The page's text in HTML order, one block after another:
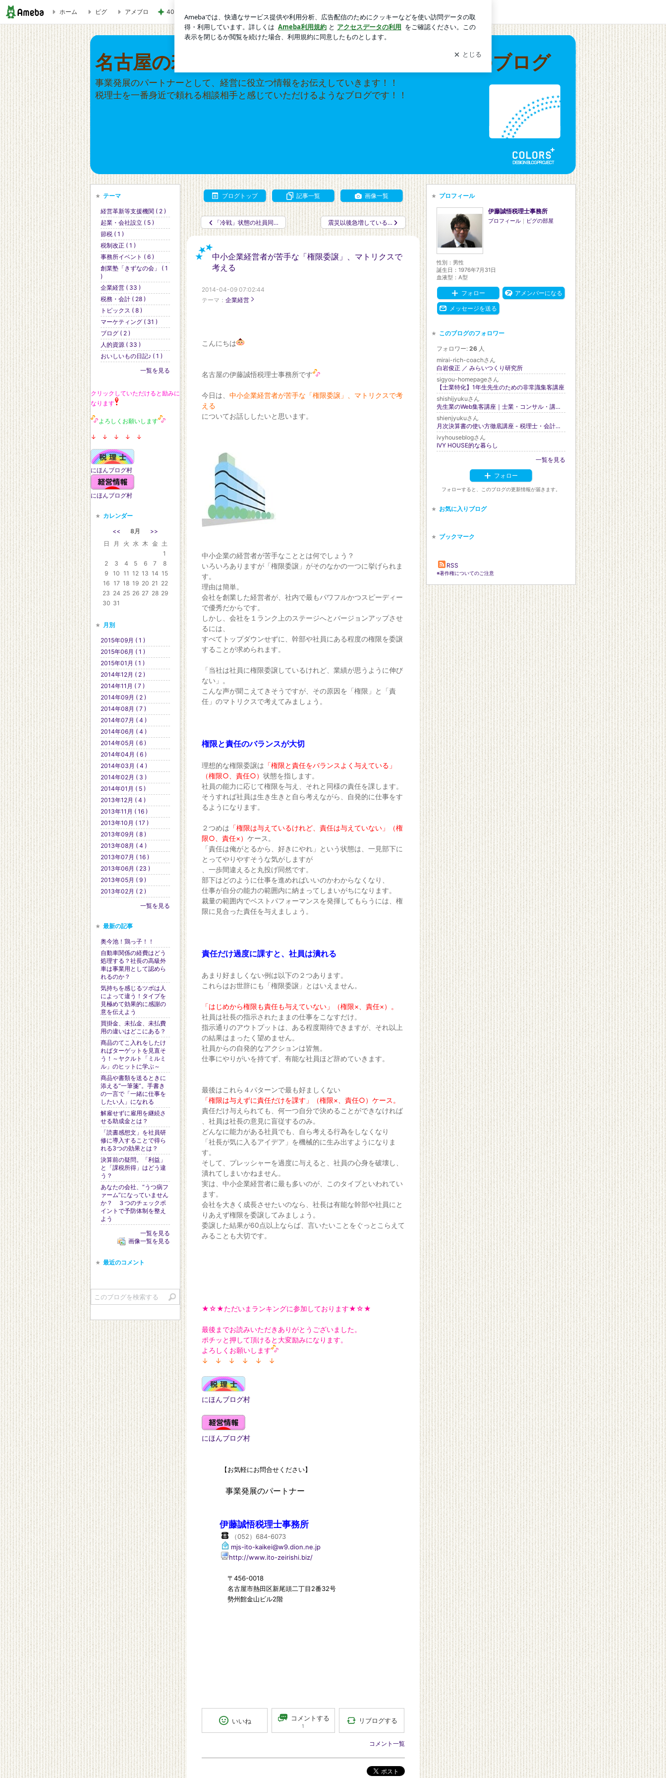
中小企業経営者が苦手な「権限委譲」、マトリクスで考える | 名古屋の若手税理士★伊藤誠悟税理士事務所のブログ
ホーム ピグ アメブロ 40代が考える老後の最低ライン ログイン
名古屋の若手税理士★伊藤誠悟税理士事務所のブログ
事業発展のパートナーとして、経営に役立つ情報をお伝えしていきます！！
税理士を一番身近で頼れる相談相手と感じていただけるようなブログです！！
ブログトップ 記事一覧 画像一覧
「冷戦」状態の社員同… 震災以後急増している…
中小企業経営者が苦手な「権限委譲」、マトリクスで
考える
2014-04-09 07:02:44
テーマ： 企業経営
こんにちは
名古屋の伊藤誠悟税理士事務所です
今日は、 中小企業経営者が苦手な「権限委譲」、マトリクスで考
える
についてお話ししたいと思います。
中小企業の経営者が苦手なこととは何でしょう？
いろいろありますが「権限委譲」がそのなかの一つに挙げられま
す。
理由は簡単。
会社を創業した経営者が、社内で最もパワフルかつスピーディー
で優秀だからです。
しかし、会社を１ランク上のステージへとバージョンアップさせ
るには、
すべてトップダウンせずに、幹部や社員にある程度の権限を委譲
することが求められます。
「当社は社員に権限委譲しているけれど、業績が思うように伸び
ない」。
こんな声が聞こえてきそうですが、その原因を「権限」と「責
任」のマトリクスで考えてみましょう。
権限と責任のバランスが大切
理想的な権限委譲は 「権限と責任をバランスよく与えている」
（権限○、責任○） 状態を指します。
社員の能力に応じて権限を与え、それと同様の責任を課します。
そうすれば社員は生き生きと自ら考えながら、自発的に仕事をす
るようになります。
２つめは 「権限は与えているけれど、責任は与えていない」（権
限○、責任×） ケース。
「責任は俺がとるから、好きにやれ」という状態は、一見部下に
とってやりやすそうな気がしますが
、一歩間違えると丸投げ同然です。
部下はどのように仕事を進めればいいのかわからなくなり、
仕事が自分の能力の範囲内に納まってしまいがちになります。
裁量の範囲内でベストパフォーマンスを発揮してもらうには、権
限に見合った責任を与えましょう。
責任だけ過度に課すと、社員は潰れる
あまり好ましくない例は以下の２つあります。
これらはお世辞にも「権限委譲」とはいえません。
「はじめから権限も責任も与えていない」（権限×、責任×）。
社員は社長の指示されたままの仕事をこなすだけ。
指示通りのアウトプットは、ある程度期待できますが、それ以上
の結果はまったく望めません。
社員からの自発的なアクションは皆無。
仕事にやりがいを持てず、有能な社員ほど辞めていきます。
最後はこれら４パターンで最も好ましくない
「権限は与えずに責任だけを課す」（権限×、責任○）ケース。
責任だけ与えられても、何一つ自分で決めることができなければ
、社員は社長の意見に盲従するのみ。
どんなに能力がある社員でも、自ら考える行為をしなくなり
「社長が気に入るアイデア」を機械的に生み出すようになりま
す。
そして、プレッシャーを過度に与えると、社員の心身を破壊し、
潰れてしまいかねません。
実は、中小企業経営者に最も多いのが、このタイプといわれてい
ます。
会社を大きく成長させたいのなら、社長は有能な幹部や社員にと
りあえず権限を委譲してみましょう。
委譲した結果が60点以上ならば、言いたいことをぐっとこらえて
みることも大切です。
★☆★ただいまランキングに参加しております★☆★
最後までお読みいただきありがとうございました。
ポチッと押して頂けると大変励みになります。
よろしくお願いします
↓ ↓ ↓ ↓ ↓ ↓
にほんブログ村
にほんブログ村
【お気軽にお問合せください】
事業発展のパートナー
伊藤誠悟税理士事務所
（052）684-6073
mjs-ito-kaikei@w9.dion.ne.jp
http://www.ito-zeirishi.biz/
〒456-0018
名古屋市熱田区新尾頭二丁目2番32号
勢州館金山ビル2階
いいね コメントする
1
リブログする
コメント一覧
ポスト
プロフィール
伊藤誠悟税理士事務所
プロフィール ｜ ピグの部屋
性別： 男性
誕生日： 1976年7月31日
血液型： A型
フォロー アメンバーになる
メッセージを送る
このブログのフォロワー
フォロワー: 26 人
mirai-rich-coachさん
白岩俊正 ／ みらいつくり研究所
sigyou-homepageさん
【士業特化】1年生先生のための非常識集客講座
shishijyukuさん
先生業のWeb集客講座｜士業・コンサル・講師・コーチ等｜志師塾
shienjyukuさん
月次決算書の使い方徹底講座 - 税理士・会計事務所向けに古田土会計・古田土経営のノウハウ公開
ivyhouseblogさん
IVY HOUSE的な暮らし
一覧を見る
フォロー
フォローすると、このブログの更新情報が届きます。
お気に入りブログ
ブックマーク
RSS
※著作権についてのご注意
テーマ
経営革新等支援機関 ( 2 )
起業・会社設立 ( 5 )
節税 ( 1 )
税制改正 ( 1 )
事務所イベント ( 6 )
創業塾「きずなの会」 ( 1
)
企業経営 ( 33 )
税務・会計 ( 28 )
トピックス ( 8 )
マーケティング ( 31 )
ブログ ( 2 )
人的資源 ( 33 )
おいしいもの日記♪ ( 1 )
一覧を見る
クリックしていただけると励みに
なります
よろしくお願いします
↓ ↓ ↓ ↓ ↓
にほんブログ村
にほんブログ村
カレンダー
<< 8月
>>
日
月 火 水 木 金 土
1
2
3 4 5 6 7
8
9
10 11 12 13 14 15
16 17 18 19 20 21 22
23 24 25 26 27 28 29
30 31
月別
2015年09月 ( 1 )
2015年06月 ( 1 )
2015年01月 ( 1 )
2014年12月 ( 2 )
2014年11月 ( 7 )
2014年09月 ( 2 )
2014年08月 ( 7 )
2014年07月 ( 4 )
2014年06月 ( 4 )
2014年05月 ( 6 )
2014年04月 ( 6 )
2014年03月 ( 4 )
2014年02月 ( 3 )
2014年01月 ( 5 )
2013年12月 ( 4 )
2013年11月 ( 16 )
2013年10月 ( 17 )
2013年09月 ( 8 )
2013年08月 ( 4 )
2013年07月 ( 16 )
2013年06月 ( 23 )
2013年05月 ( 9 )
2013年02月 ( 2 )
一覧を見る
最新の記事
奥今池！鶏っ子！！
自動車関係の経費はどう
処理する？社長の高級外
車は事業用として認めら
れるのか？
気持ちを感じるツボは人
によって違う！タイプを
見極めて効果的に感謝の
意を伝えよう
買掛金、未払金、未払費
用の違いはどこにある？
商品のてこ入れをしたけ
ればターゲットを見直そ
う！～ヤクルト「ミルミ
ル」のヒットに学ぶ～
商品や書類を送るときに
添える“一筆箋”。手書き
の一言で「一緒に仕事を
したい人」になれる
解雇せずに雇用を継続さ
せる助成金とは？
「読書感想文」を社員研
修に導入することで得ら
れる3つの効果とは？
決算前の疑問。「利益」
と「課税所得」はどう違
う？
あなたの会社、“うつ病フ
ァーム”になっていません
か？ ３つのチェックポ
イントで予防体制を整え
よう
一覧を見る
画像一覧を見る
最近のコメント